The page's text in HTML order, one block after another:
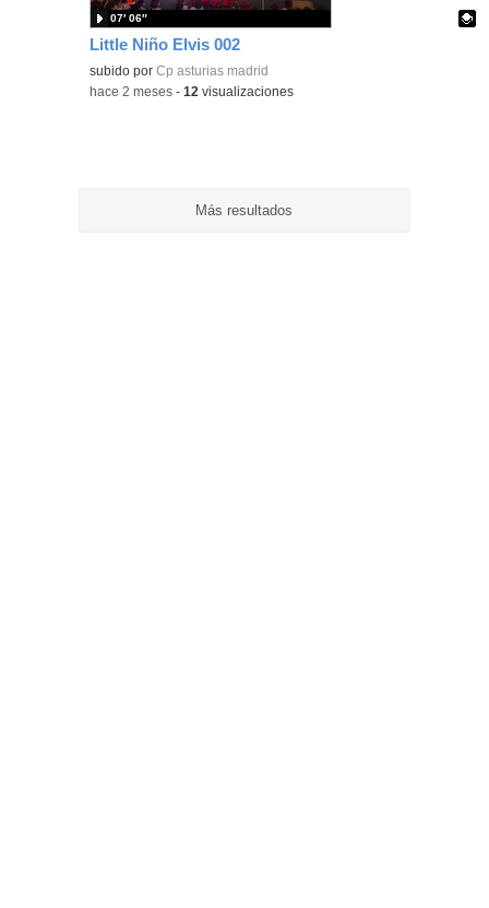
Little Niño Elvis 002
Contenido educativo.
subido porCp asturias madrid
07′ 06″
-hace 2 meses -12 visualizaciones
Más resultados